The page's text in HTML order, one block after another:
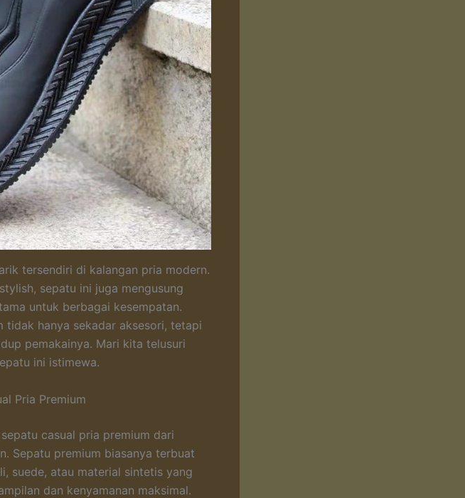
tersendiri di kalangan pria modern.
sepatu ini juga mengusung
untuk berbagai kesempatan.
tidak hanya sekadar aksesori, tetapi
pemakainya. Mari kita telusuri
ini istimewa.
Pria Premium
casual pria premium dari
Sepatu premium biasanya terbuat
suede, atau material sintetis yang
dan kenyamanan maksimal.